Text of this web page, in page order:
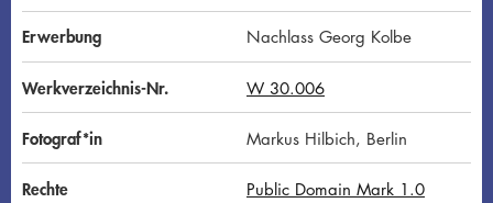
Erwerbung Nachlass Georg Kolbe
Werkverzeichnis-Nr. W 30.006
Fotograf*in Markus Hilbich, Berlin
Rechte Public Domain Mark 1.0